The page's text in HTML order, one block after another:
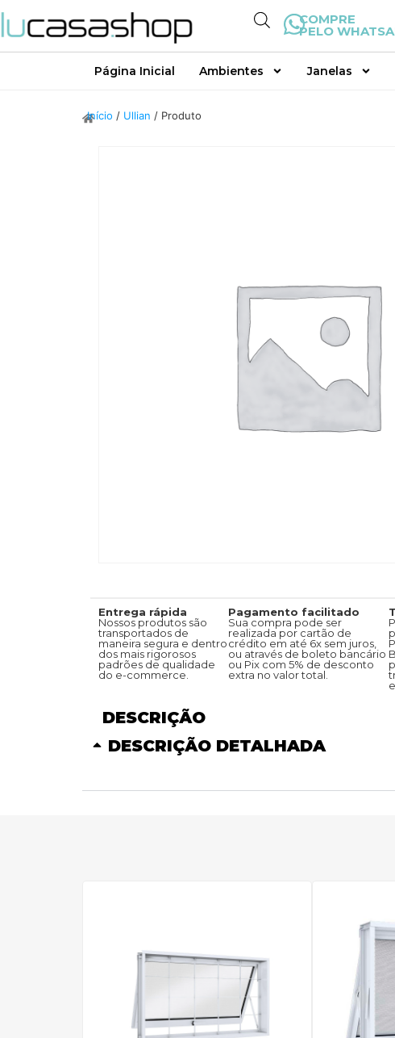
COMPRE
PELO
Página Inicial Ambientes Janelas
Início / Ullian / Produto
Entrega rápida
Nossos produtos são
transportados de
maneira segura e dentro
dos mais rigorosos
padrões de qualidade
do e-commerce.
Pagamento facilitado
Sua compra pode ser
realizada por cartão de
crédito em até 6x sem juros,
ou através de boleto bancário
ou Pix com 5% de desconto
extra no valor total.
DESCRIÇÃO
DESCRIÇÃO DETALHADA